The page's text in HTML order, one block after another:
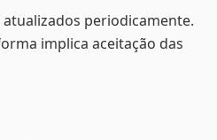
periodicamente.
implica aceitação das